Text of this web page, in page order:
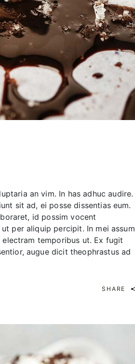
an vim. In has adhuc audire.
sit ad, ei posse dissentias eum.
id possim vocent
per aliquip percipit. In mei assum
temporibus ut. Ex fugit
augue dicit theophrastus ad
SHARE